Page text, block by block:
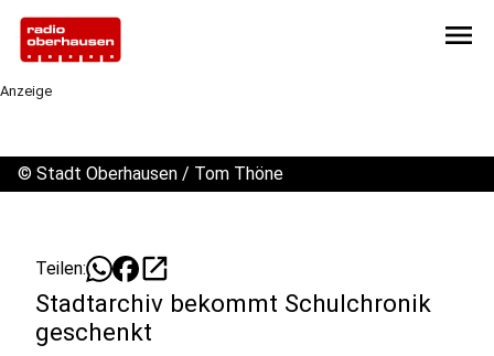
menu
Anzeige
© Stadt Oberhausen / Tom Thöne
Teilen: open_in_new
Stadtarchiv bekommt Schulchronik
geschenkt